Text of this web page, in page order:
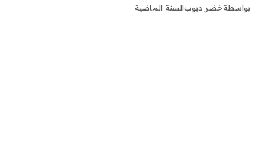
بواسطةخضر ديوبالسنة الماضية